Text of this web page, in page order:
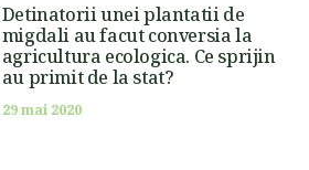
Detinatorii unei plantatii de
migdali au facut conversia la
agricultura ecologica. Ce sprijin
au primit de la stat?
29 mai 2020